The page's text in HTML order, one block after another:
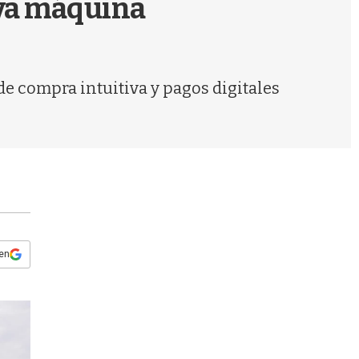
máquina
compra intuitiva y pagos digitales